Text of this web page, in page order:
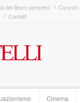
del libero pensiero Canzoni
Contatti
Cinema